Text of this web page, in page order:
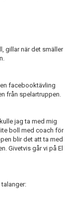
gillar när det smäller
facebooktävling
från spelartruppen.
jag ta med mig
boll med coach för
blir det att ta med
Givetvis går vi på El